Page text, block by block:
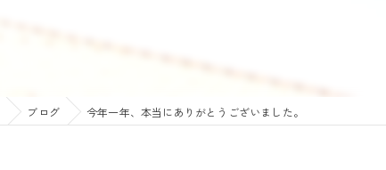
ブログ 今年一年、本当にありがとうございました。